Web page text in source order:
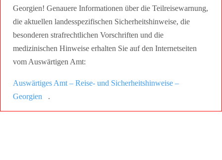
Georgien! Genauere Informationen über die Teilreisewarnung,
die aktuellen landesspezifischen Sicherheitshinweise, die
besonderen strafrechtlichen Vorschriften und die
medizinischen Hinweise erhalten Sie auf den Internetseiten
vom Auswärtigen Amt:
Auswärtiges Amt – Reise- und Sicherheitshinweise –
Georgien
.